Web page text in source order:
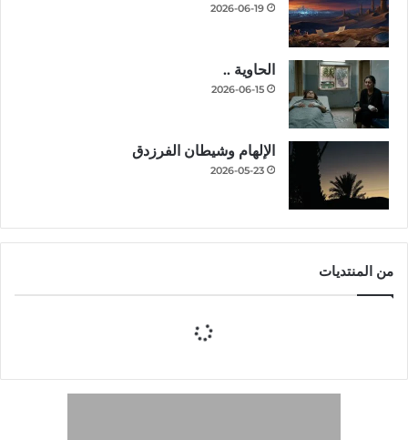
2026-06-19
الحاوية ..
2026-06-15
الإلهام وشيطان الفرزدق
2026-05-23
من المنتديات